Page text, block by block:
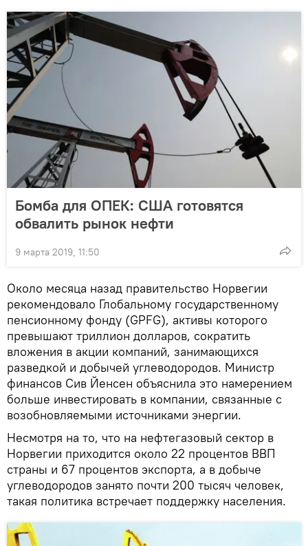
Бомба для ОПЕК: США готовятся
обвалить рынок нефти
9 марта 2019, 11:50
Около месяца назад правительство Норвегии
рекомендовало Глобальному государственному
пенсионному фонду (GPFG), активы которого
превышают триллион долларов, сократить
вложения в акции компаний, занимающихся
разведкой и добычей углеводородов. Министр
финансов Сив Йенсен объяснила это намерением
больше инвестировать в компании, связанные с
возобновляемыми источниками энергии.
Несмотря на то, что на нефтегазовый сектор в
Норвегии приходится около 22 процентов ВВП
страны и 67 процентов экспорта, а в добыче
углеводородов занято почти 200 тысяч человек,
такая политика встречает поддержку населения.